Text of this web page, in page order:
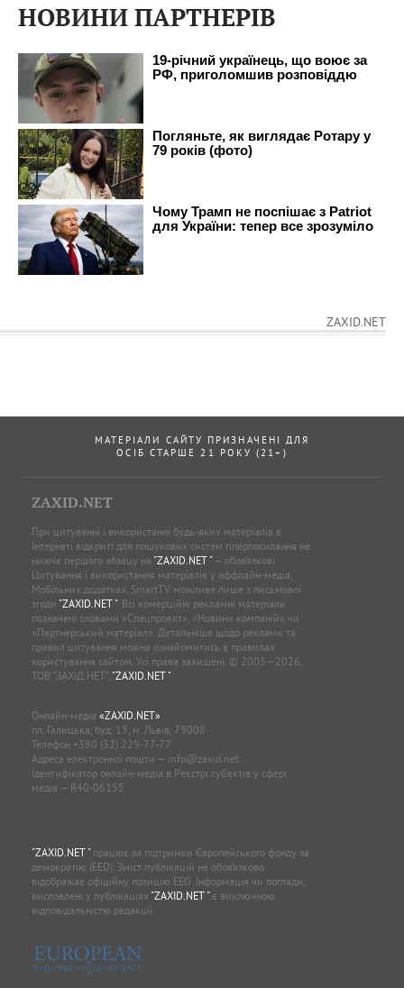
НОВИНИ ПАРТНЕРІВ
ZAXID.NET
МАТЕРІАЛИ САЙТУ ПРИЗНАЧЕНІ ДЛЯ
ОСІБ СТАРШЕ 21 РОКУ (21+)
ZAXID.NET
При цитуванні і використанні будь-яких матеріалів в
Інтернеті відкриті для пошукових систем гіперпосилання не
нижче першого абзацу на "ZAXID.NET "— обов’язкові.
Цитування і використання матеріалів у оффлайн-медіа,
Мобільних додатках, SmartTV можливе лише з письмової
згоди "ZAXID.NET ". Всі комерційні рекламні матеріали
позначені словами «Спецпроєкт», «Новини компаній» чи
«Партнерський матеріал». Детальніше щодо реклами та
правил цитування можна ознайомитись в правилах
користування сайтом. Усі права захищені. © 2005—2026,
ТОВ “ЗАХІД.НЕТ”, "ZAXID.NET ".
Онлайн-медіа «ZAXID.NET»
пл. Галицька, буд. 15, м. Львів, 79008
Телефон +380 (32) 229-77-77
Адреса електронної пошти — info@zaxid.net
Ідентифікатор онлайн-медіа в Реєстрі суб'єктів у сфері
медіа — R40-06155
"ZAXID.NET "працює за підтримки Європейського фонду за
демократію (EED). Зміст публікацій не обов’язково
відображає офіційну позицію EED. Інформація чи погляди,
висловлені у публікаціях "ZAXID.NET "є виключною
відповідальністю редакції.